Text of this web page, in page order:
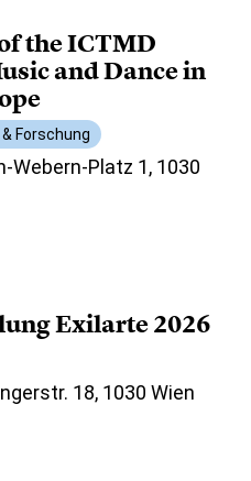
the ICTMD
and Dance in
Forschung
Webern-Platz 1, 1030
Exilarte 2026
18, 1030 Wien